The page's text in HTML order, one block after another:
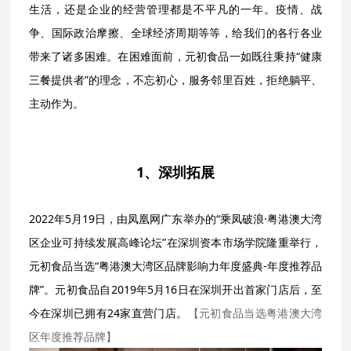
生活，还是企业的经营管理都是不平凡的一年。疫情、战
争、国际政治摩擦、全球经济周期等等，给我们的各行各业
带来了诸多困难。在困难面前，元初食品一如既往秉持“健康
三餐提供者”的理念，不忘初心，服务邻里百姓，拒绝躺平、
主动作为。
1、深圳拓展
2022年5月19日，由凤凰网广东举办的“乘凤破浪·粤港澳大湾
区企业可持续发展高峰论坛”在深圳资本市场学院隆重举行，
元初食品当选“粤港澳大湾区品牌影响力年度盛典-年度推荐品
牌”。元初食品自2019年5月16日在深圳开出首家门店后，至
今在深圳已拥有24家直营门店。
【元初食品当选粤港澳大湾
区年度推荐品牌】